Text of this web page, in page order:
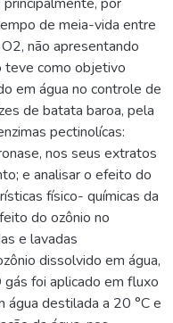
de meia-vida entre
não apresentando
teve como objetivo
em água no controle de
de batata baroa, pela
pectinolícas:
nos seus extratos
e analisar o efeito do
físico- químicas da
do ozônio no
e lavadas
dissolvido em água,
foi aplicado em fluxo
água destilada a 20 °C e